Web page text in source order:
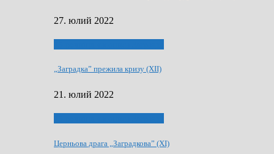
27. юлий 2022
„Заградка” прежила кризу (XII)
21. юлий 2022
Церньова драга „Заградкова” (XI)